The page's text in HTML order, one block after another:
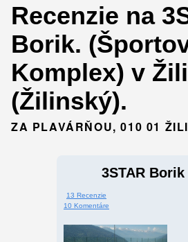
Recenzie na
Borik.
Komplex) v
(Žilinský).
ZA PLAVÁRŇOU, 010 01
3STAR Borik
13 Recenzie
10 Komentáre